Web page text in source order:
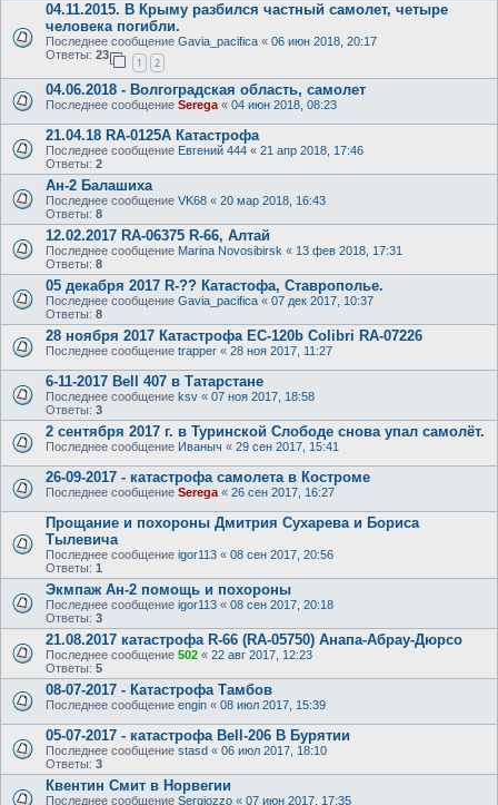
04.11.2015. В Крыму разбился частный самолет, четыре
человека погибли.
Последнее сообщение Gavia_pacifica « 06 июн 2018, 20:17
Ответы: 23
1 2
04.06.2018 - Волгоградская область, самолет
Последнее сообщение Serega « 04 июн 2018, 08:23
21.04.18 RA-0125А Катастрофа
Последнее сообщение Евгений 444 « 21 апр 2018, 17:46
Ответы: 2
Ан-2 Балашиха
Последнее сообщение VK68 « 20 мар 2018, 16:43
Ответы: 8
12.02.2017 RA-06375 R-66, Алтай
Последнее сообщение Marina Novosibirsk « 13 фев 2018, 17:31
Ответы: 8
05 декабря 2017 R-?? Катастофа, Ставрополье.
Последнее сообщение Gavia_pacifica « 07 дек 2017, 10:37
Ответы: 8
28 ноября 2017 Катастрофа ЕС-120b Colibri RA-07226
Последнее сообщение trapper « 28 ноя 2017, 11:27
6-11-2017 Bell 407 в Татарстане
Последнее сообщение ksv « 07 ноя 2017, 18:58
Ответы: 3
2 сентября 2017 г. в Туринской Слободе снова упал самолёт.
Последнее сообщение Иваныч « 29 сен 2017, 15:41
26-09-2017 - катастрофа самолета в Костроме
Последнее сообщение Serega « 26 сен 2017, 16:27
Прощание и похороны Дмитрия Сухарева и Бориса
Тылевича
Последнее сообщение igor113 « 08 сен 2017, 20:56
Ответы: 1
Экмпаж Ан-2 помощь и похороны
Последнее сообщение igor113 « 08 сен 2017, 20:18
Ответы: 3
21.08.2017 катастрофа R-66 (RA-05750) Анапа-Абрау-Дюрсо
Последнее сообщение 502 « 22 авг 2017, 12:23
Ответы: 5
08-07-2017 - Катастрофа Тамбов
Последнее сообщение engin « 08 июл 2017, 15:39
05-07-2017 - катастрофа Bell-206 В Бурятии
Последнее сообщение stasd « 06 июл 2017, 18:10
Ответы: 3
Квентин Смит в Норвегии
Последнее сообщение Sergiozzo « 07 июн 2017, 17:35